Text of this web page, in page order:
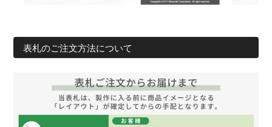
表札のご注文方法について